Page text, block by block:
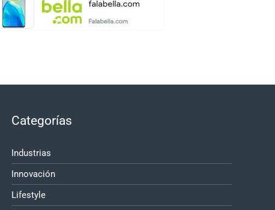
Categorías
Industrias
Innovación
Lifestyle